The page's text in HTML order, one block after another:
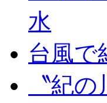
水
台風で
〝紀